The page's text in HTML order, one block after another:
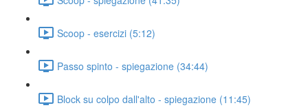
Scoop - esercizi (5:12)
Passo spinto - spiegazione (34:44)
Block su colpo dall'alto - spiegazione (11:45)